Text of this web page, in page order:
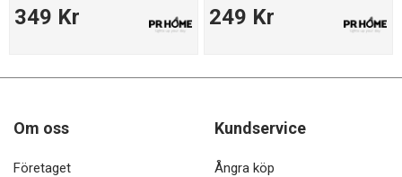
349 Kr 249 Kr
Om oss
Företaget
Kundservice
Ångra köp